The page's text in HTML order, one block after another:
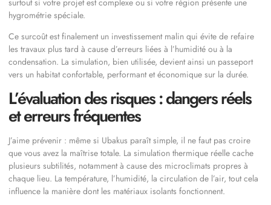
hygrométrie spéciale.
Ce surcoût est finalement un investissement malin qui évite de refaire
les travaux plus tard à cause d’erreurs liées à l’humidité ou à la
condensation. La simulation, bien utilisée, devient ainsi un passeport
vers un habitat confortable, performant et économique sur la durée.
L’évaluation des risques : dangers réels
et erreurs fréquentes
J’aime prévenir : même si Ubakus paraît simple, il ne faut pas croire
que vous avez la maîtrise totale. La simulation thermique réelle cache
plusieurs subtilités, notamment à cause des microclimats propres à
chaque lieu. La température, l’humidité, la circulation de l’air, tout cela
influence la manière dont les matériaux isolants fonctionnent.